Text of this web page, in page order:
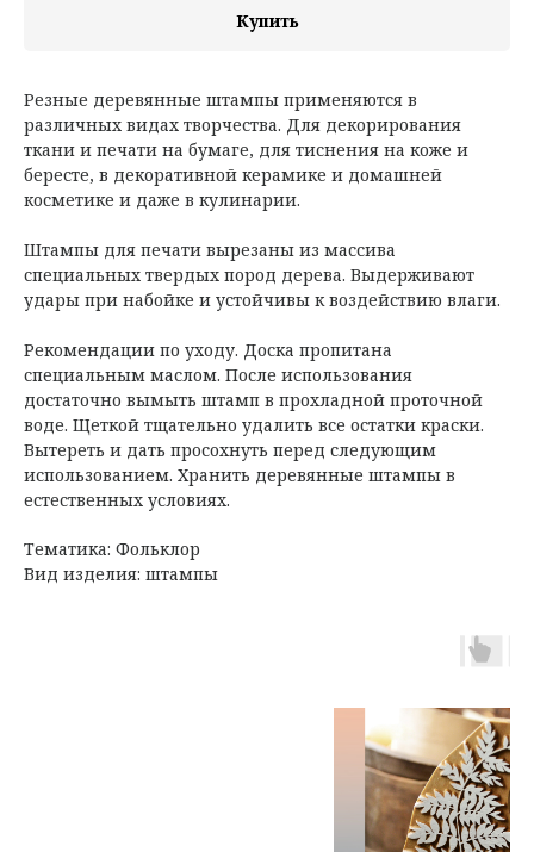
Купить
Резные деревянные штампы применяются в
различных видах творчества. Для декорирования
ткани и печати на бумаге, для тиснения на коже и
бересте, в декоративной керамике и домашней
косметике и даже в кулинарии.
Штампы для печати вырезаны из массива
специальных твердых пород дерева. Выдерживают
удары при набойке и устойчивы к воздействию влаги.
Рекомендации по уходу. Доска пропитана
специальным маслом. После использования
достаточно вымыть штамп в прохладной проточной
воде. Щеткой тщательно удалить все остатки краски.
Вытереть и дать просохнуть перед следующим
использованием. Хранить деревянные штампы в
естественных условиях.
Тематика: Фольклор
Вид изделия: штампы